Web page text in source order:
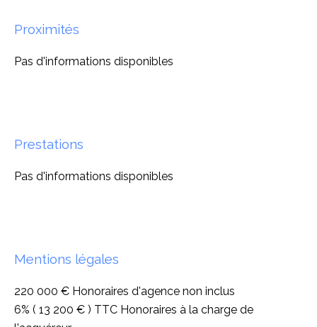
Proximités
Pas d'informations disponibles
Prestations
Pas d'informations disponibles
Mentions légales
220 000 € Honoraires d'agence non inclus
6% ( 13 200 € ) TTC Honoraires à la charge de